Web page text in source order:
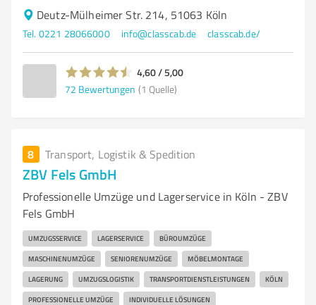
Deutz-Mülheimer Str. 214, 51063 Köln
Tel. 0221 28066000 info@classcab.de classcab.de/
4,60 / 5,00
72 Bewertungen (1 Quelle)
8 Transport, Logistik & Spedition
ZBV Fels GmbH
Professionelle Umzüge und Lagerservice in Köln - ZBV
Fels GmbH
UMZUGSSERVICE LAGERSERVICE BÜROUMZÜGE
MASCHINENUMZÜGE SENIORENUMZÜGE MÖBELMONTAGE
LAGERUNG UMZUGSLOGISTIK TRANSPORTDIENSTLEISTUNGEN KÖLN
PROFESSIONELLE UMZÜGE INDIVIDUELLE LÖSUNGEN